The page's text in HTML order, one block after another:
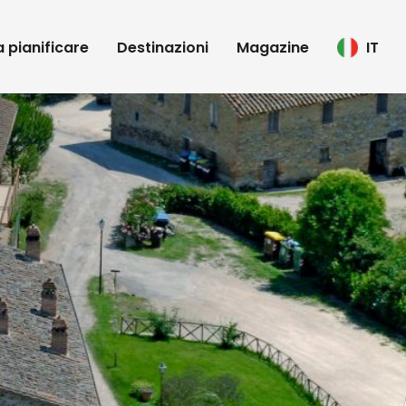
pianificare Destinazioni Magazine IT